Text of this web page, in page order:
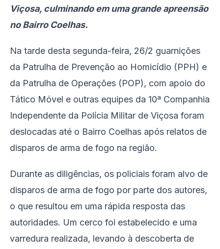
Viçosa, culminando em uma grande apreensão
no Bairro Coelhas.
Na tarde desta segunda-feira, 26/2 guarnições
da Patrulha de Prevenção ao Homicídio (PPH) e
da Patrulha de Operações (POP), com apoio do
Tático Móvel e outras equipes da 10ª Companhia
Independente da Polícia Militar de Viçosa foram
deslocadas até o Bairro Coelhas após relatos de
disparos de arma de fogo na região.
Durante as diligências, os policiais foram alvo de
disparos de arma de fogo por parte dos autores,
o que resultou em uma rápida resposta das
autoridades. Um cerco foi estabelecido e uma
varredura realizada, levando à descoberta de